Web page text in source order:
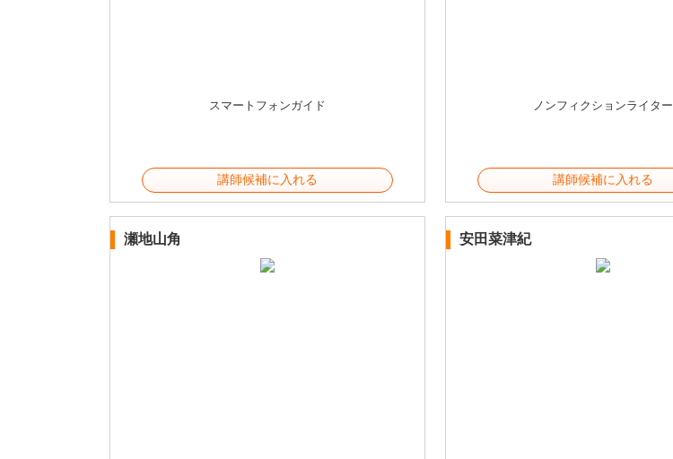
スマートフォンガイド
講師候補に入れる
ノンフィクションライター
講師候補に入れる
瀬地山角 安田菜津紀